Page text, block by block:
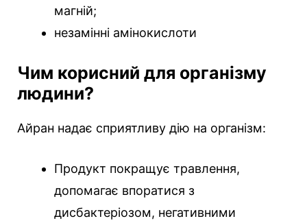
магній;
незамінні амінокислоти
Чим корисний для організму
людини?
Айран надає сприятливу дію на організм:
Продукт покращує травлення,
допомагає впоратися з
дисбактеріозом, негативними